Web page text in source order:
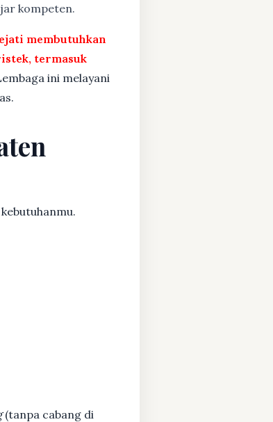
kompeten.
membutuhkan
termasuk
ini melayani
(tanpa cabang di